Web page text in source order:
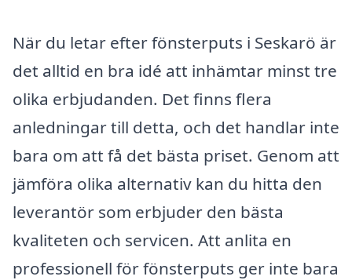
När du letar efter fönsterputs i Seskarö är
det alltid en bra idé att inhämtar minst tre
olika erbjudanden. Det finns flera
anledningar till detta, och det handlar inte
bara om att få det bästa priset. Genom att
jämföra olika alternativ kan du hitta den
leverantör som erbjuder den bästa
kvaliteten och servicen. Att anlita en
professionell för fönsterputs ger inte bara